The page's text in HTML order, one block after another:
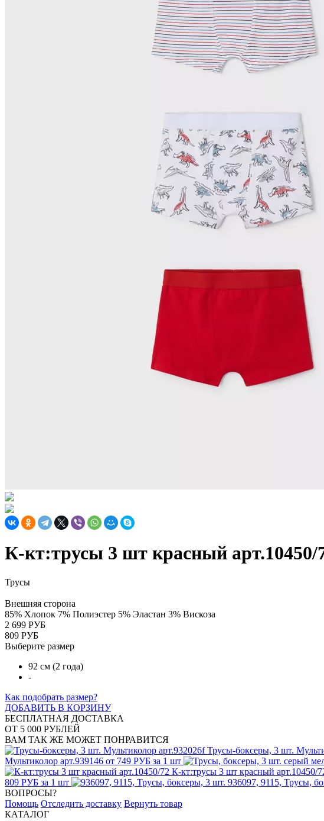
К-кт:трусы 3 шт красный арт.10450/
Трусы
Внешняя сторона
85% Хлопок 7% Полиэстер 5% Эластан 3% Вискоза
2 699 РУБ
809 РУБ
Выберите размер
92 см (2 года)
-
Как подобрать размер?
ДОБАВИТЬ В КОРЗИНУ
БЕСПЛАТНАЯ ДОСТАВКА
ОТ 5 000 РУБЛЕЙ
ВАМ ТАК ЖЕ МОЖЕТ ПОНРАВИТСЯ
Трусы-боксеры, 3 шт.
Мультиколор арт.939146 от 749 РУБ за 1 шт
К-кт:трусы 3 шт красный арт.10450/
809 РУБ за 1 шт
936097, 9115, Трусы,
ВОПРОСЫ?
Помощь Отследить доставку Вернуть товар
КАТАЛОГ